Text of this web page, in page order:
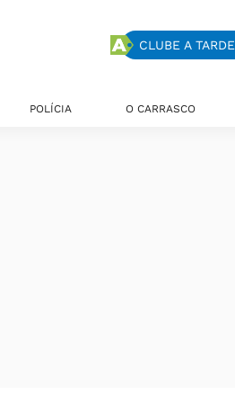
CLUBE A TARDE
POLÍCIA O CARRASCO